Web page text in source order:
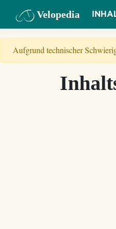
Velopedia
Aufgrund technischer